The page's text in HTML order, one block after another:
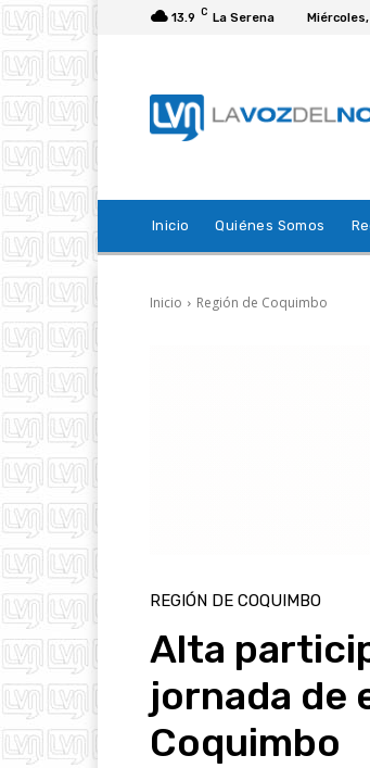
13.9 C La Serena
Inicio Quiénes Somos
Inicio Región de Coquimbo
REGIÓN DE COQUIMBO
Alta
jornada de
Coquimbo